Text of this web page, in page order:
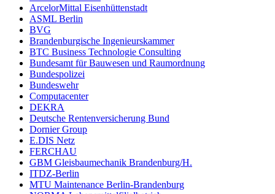
ArcelorMittal Eisenhüttenstadt
ASML Berlin
BVG
Brandenburgische Ingenieurskammer
BTC Business Technologie Consulting
Bundesamt für Bauwesen und Raumordnung
Bundespolizei
Bundeswehr
Computacenter
DEKRA
Deutsche Rentenversicherung Bund
Dornier Group
E.DIS Netz
FERCHAU
GBM Gleisbaumechanik Brandenburg/H.
ITDZ-Berlin
MTU Maintenance Berlin-Brandenburg